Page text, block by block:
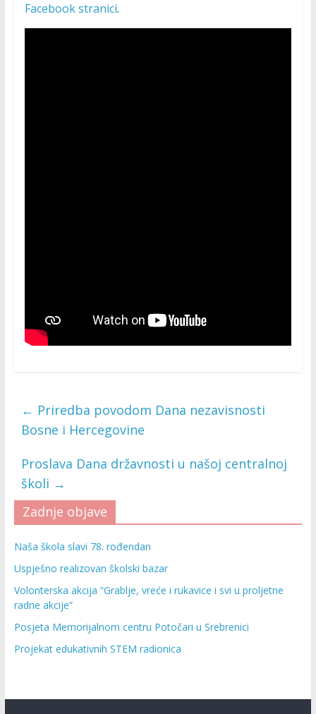
Facebook stranici.
← Priredba povodom Dana nezavisnosti
Bosne i Hercegovine
Proslava Dana državnosti u našoj centralnoj
školi →
Zadnje objave
Naša škola slavi 78. rođendan
Uspješno realizovan školski bazar
Volonterska akcija “Grablje, vreće i rukavice i svi u proljetne
radne akcije”
Posjeta Memorijalnom centru Potočari u Srebrenici
Projekat edukativnih STEM radionica